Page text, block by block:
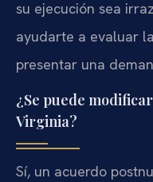
su ejecución sea
ayudarte a evaluar
presentar una
¿Se puede
Virginia?
Sí, un acuerdo